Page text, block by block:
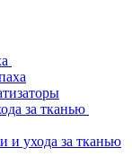
за тканью
и ухода за тканью